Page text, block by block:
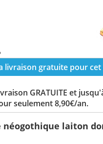
livraison gratuite pour
GRATUITE et
seulement 8,90€/an.
laiton